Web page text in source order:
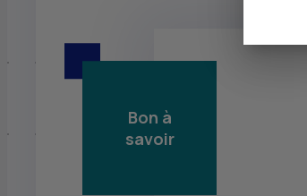
Bon à
savoir